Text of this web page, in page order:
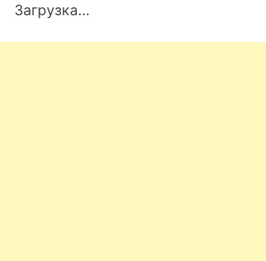
Загрузка…